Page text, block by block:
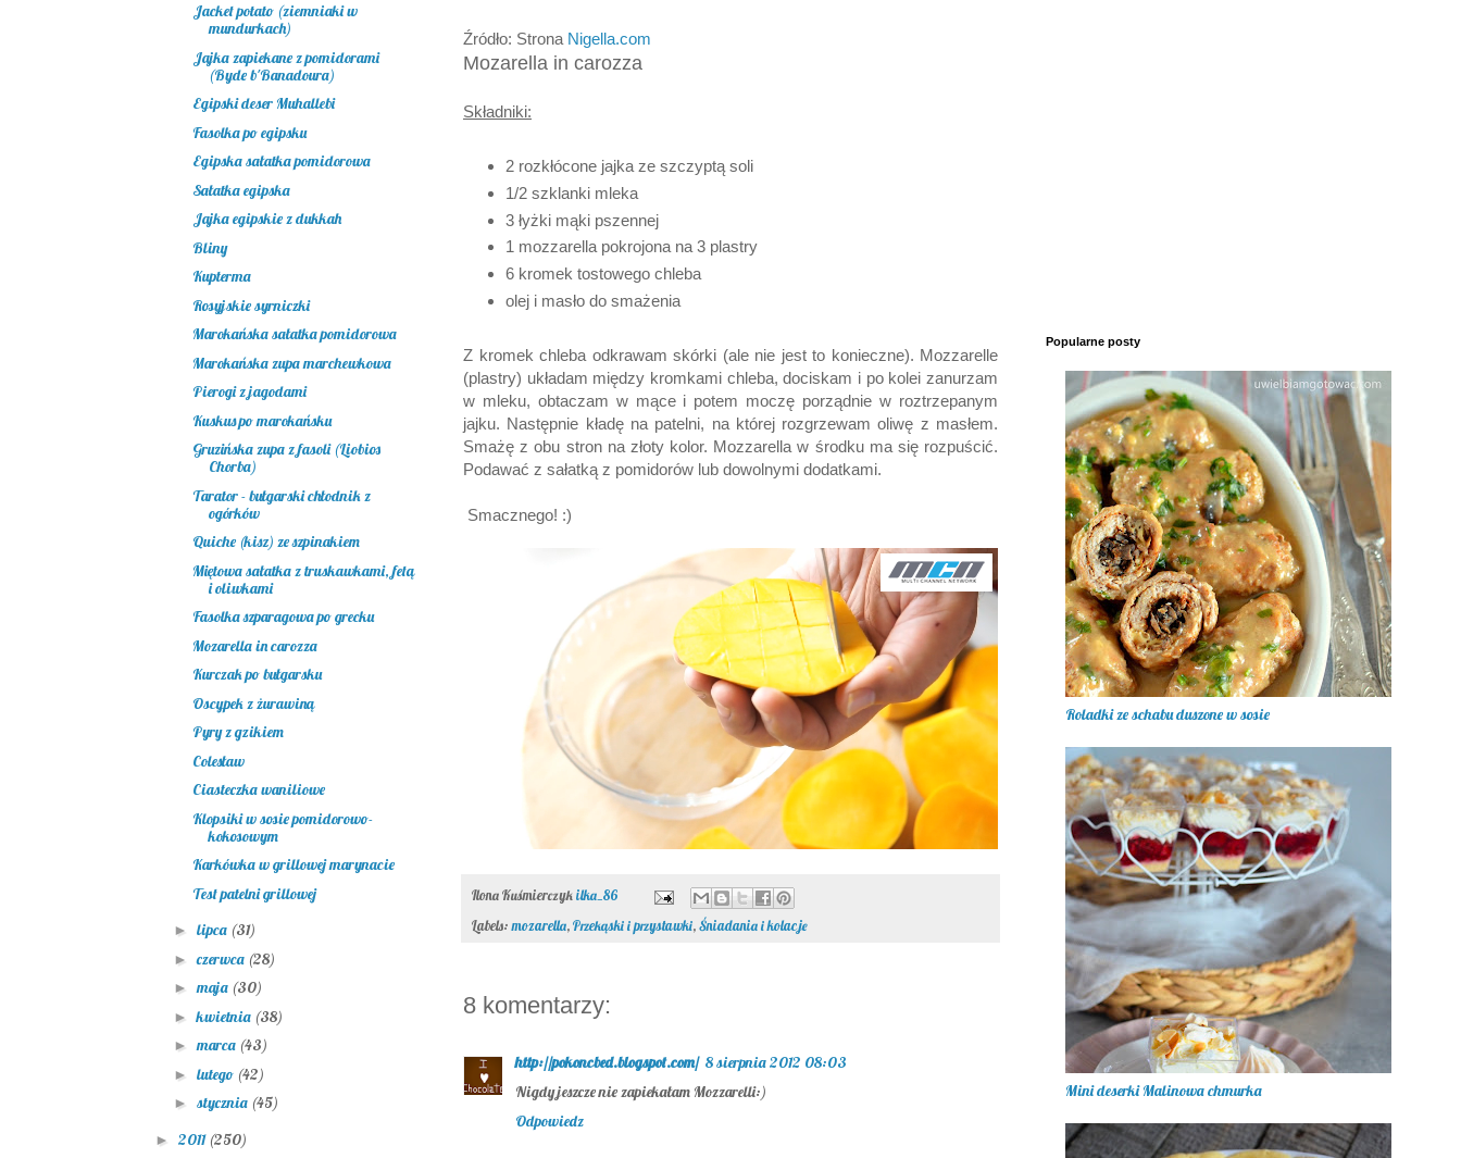
Źródło: Strona Nigella.com
Mozarella in carozza
Składniki:
2 rozkłócone jajka ze szczyptą soli
1/2 szklanki mleka
3 łyżki mąki pszennej
1 mozzarella pokrojona na 3 plastry
6 kromek tostowego chleba
olej i masło do smażenia
Z kromek chleba odkrawam skórki (ale nie jest to konieczne). Mozzarelle
(plastry) układam między kromkami chleba, dociskam i po kolei zanurzam
w mleku, obtaczam w mące i potem moczę porządnie w roztrzepanym
jajku. Następnie kładę na patelni, na której rozgrzewam oliwę z masłem.
Smażę z obu stron na złoty kolor. Mozzarella w środku ma się rozpuścić.
Podawać z sałatką z pomidorów lub dowolnymi dodatkami.
Smacznego! :)
Ilona Kuśmierczykilka_86
Labels:mozarella,Przekąski i przystawki,Śniadania i kolacje
8 komentarzy:
http://pokoncbed.blogspot.com/ 8 sierpnia 2012 08:03
Nigdy jeszcze nie zapiekałam Mozzarelli:)
Odpowiedz
Jacket potato (ziemniaki w
mundurkach)
Jajka zapiekane z pomidorami
(Byde b'Banadoura)
Egipski deser Muhallebi
Fasolka po egipsku
Egipska sałatka pomidorowa
Sałatka egipska
Jajka egipskie z dukkah
Bliny
Kupterma
Rosyjskie syrniczki
Marokańska sałatka pomidorowa
Marokańska zupa marchewkowa
Pierogi z jagodami
Kuskus po marokańsku
Gruzińska zupa z fasoli (Liobios
Chorba)
Tarator - bułgarski chłodnik z
ogórków
Quiche (kisz) ze szpinakiem
Miętowa sałatka z truskawkami, fetą
i oliwkami
Fasolka szparagowa po grecku
Mozarella in carozza
Kurczak po bułgarsku
Oscypek z żurawiną
Pyry z gzikiem
Colesław
Ciasteczka waniliowe
Klopsiki w sosie pomidorowo-
kokosowym
Karkówka w grillowej marynacie
Test patelni grillowej
► lipca (31)
►czerwca (28)
►maja (30)
►kwietnia (38)
►marca (43)
► lutego (42)
► stycznia (45)
► 2011 (250)
Popularne posty
Roladki ze schabu duszone w sosie
Mini deserki Malinowa chmurka